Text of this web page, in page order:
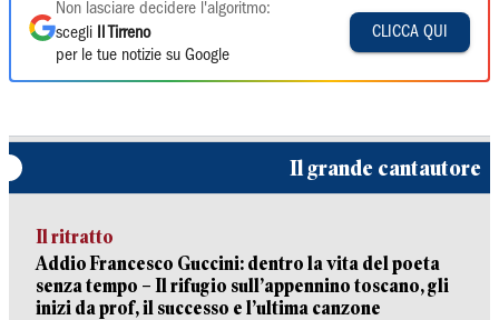
Non lasciare decidere l'algoritmo:
scegli
Il Tirreno
per le tue notizie su Google
CLICCA QUI
Il grande cantautore
Il ritratto
Addio Francesco Guccini: dentro la vita del poeta
senza tempo – Il rifugio sull’appennino toscano, gli
inizi da prof, il successo e l’ultima canzone